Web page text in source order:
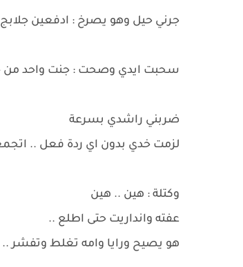
جرني حيل وهو يصرخ : ادفعين
سحبت ايدي وصحت : جنت واحد من
ضربني راشدي بسرعة
لزمت خدي بدون اي ردة فعل ..
وكتلة : هين .. هين
عفته وانداريت حتى اطلع ..
هو يصيح ورايا وامه تغلط وتفشر